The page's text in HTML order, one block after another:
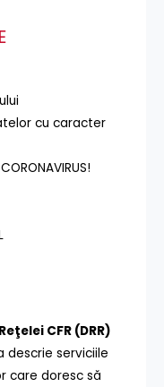
cu caracter
CFR (DRR)
descrie serviciile
care doresc să